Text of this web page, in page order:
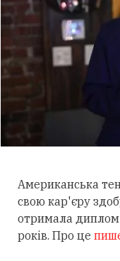
Американська
свою кар'єру
отримала диплом
років. Про це